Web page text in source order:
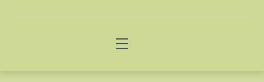
Menu